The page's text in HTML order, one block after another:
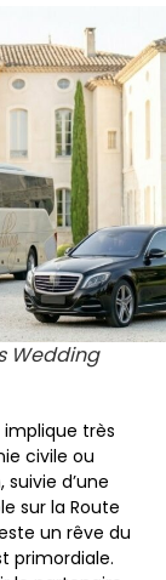
Wedding
implique très
civile ou
d’une
sur la Route
un rêve du
primordiale.